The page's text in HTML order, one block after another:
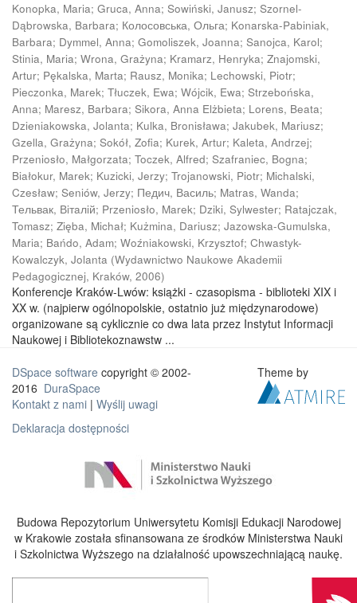
Konopka, Maria; Gruca, Anna; Sowiński, Janusz; Szornel-
Dąbrowska, Barbara; Колосовська, Ольга; Konarska-Pabiniak,
Barbara; Dymmel, Anna; Gomoliszek, Joanna; Sanojca, Karol;
Stinia, Maria; Wrona, Grażyna; Kramarz, Henryka; Znajomski,
Artur; Pękalska, Marta; Rausz, Monika; Lechowski, Piotr;
Pieczonka, Marek; Tłuczek, Ewa; Wójcik, Ewa; Strzebońska,
Anna; Maresz, Barbara; Sikora, Anna Elżbieta; Lorens, Beata;
Dzieniakowska, Jolanta; Kulka, Bronisława; Jakubek, Mariusz;
Gzella, Grażyna; Sokół, Zofia; Kurek, Artur; Kaleta, Andrzej;
Przeniosło, Małgorzata; Toczek, Alfred; Szafraniec, Bogna;
Białokur, Marek; Kuzicki, Jerzy; Trojanowski, Piotr; Michalski,
Czesław; Seniów, Jerzy; Педич, Василь; Matras, Wanda;
Тельвак, Вiтaлiй; Przeniosło, Marek; Dziki, Sylwester; Ratajczak,
Tomasz; Zięba, Michał; Kużmina, Dariusz; Jazowska-Gumulska,
Maria; Bańdo, Adam; Woźniakowski, Krzysztof; Chwastyk-
Kowalczyk, Jolanta (Wydawnictwo Naukowe Akademii
Pedagogicznej, Kraków, 2006)
Konferencje Kraków-Lwów: książki - czasopisma - biblioteki XIX i
XX w. (najpierw ogólnopolskie, ostatnio już międzynarodowe)
organizowane są cyklicznie co dwa lata przez Instytut Informacji
Naukowej i Bibliotekoznawstw ...
DSpace software copyright © 2002-
2016 DuraSpace
Kontakt z nami | Wyślij uwagi
Deklaracja dostępności
Theme by
Budowa Repozytorium Uniwersytetu Komisji Edukacji Narodowej
w Krakowie została sfinansowana ze środków Ministerstwa Nauki
i Szkolnictwa Wyższego na działalność upowszechniającą naukę.